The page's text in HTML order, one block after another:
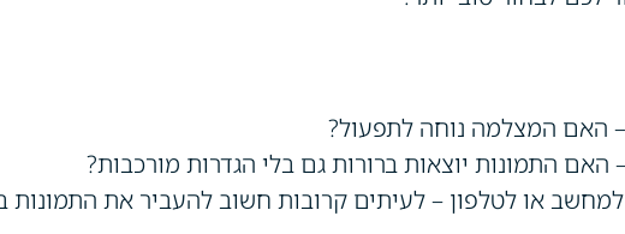
האם המצלמה נוחה לתפעול?
האם התמונות יוצאות ברורות גם בלי הגדרות מורכבות?
או לטלפון – לעיתים קרובות חשוב להעביר את התמונות